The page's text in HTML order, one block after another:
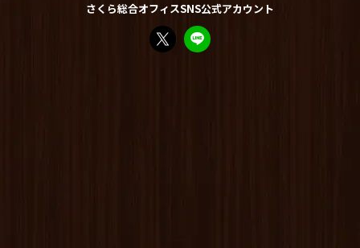
さくら総合オフィスSNS公式アカウント
FP竹内美土璃（@fpsakurasogo）さん
教えてみどり先生【公式LINE】